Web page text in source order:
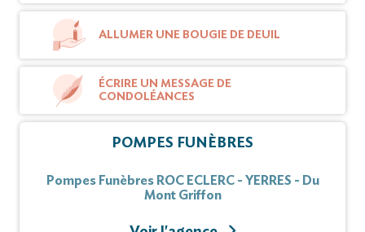
ALLUMER UNE BOUGIE DE DEUIL
ÉCRIRE UN MESSAGE DE
CONDOLÉANCES
POMPES FUNÈBRES
Pompes Funèbres ROC ECLERC - YERRES - Du
Mont Griffon